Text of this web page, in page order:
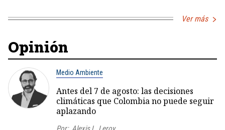
Ver más
Opinión
Medio Ambiente
Antes del 7 de agosto: las decisiones
climáticas que Colombia no puede seguir
aplazando